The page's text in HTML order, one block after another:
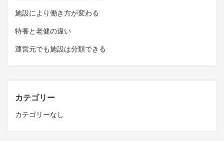
施設により働き方が変わる
特養と老健の違い
運営元でも施設は分類できる
カテゴリー
カテゴリーなし